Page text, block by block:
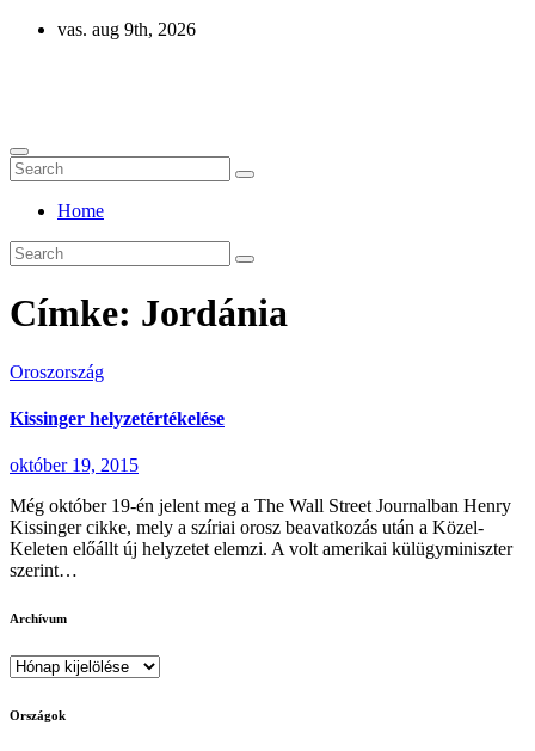
Skip
vas. aug 9th, 2026
Home
Címke: Jordánia
Oroszország
Kissinger helyzetértékelése
október 19, 2015
Még október 19-én jelent meg a The Wall Street Journalban Henry
Kissinger cikke, mely a szíriai orosz beavatkozás után a Közel-
Keleten előállt új helyzetet elemzi. A volt amerikai külügyminiszter
szerint…
Archívum
Archívum
Országok